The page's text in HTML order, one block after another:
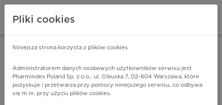
Pharmindex - lider
ZALOGUJ SIĘ
Pliki cookies
Niniejsza strona korzysta z plików cookies
Administratorem danych osobowych użytkowników serwisu jest
Pharmindex Poland Sp. z o.o., ul. Olkuska 7, 02-604 Warszawa, które
pozyskuje i przetwarza przy pomocy niniejszego serwisu, co odbywa
się m.in. przy użyciu plików cookies.
ZA DARMO - w Google Play INSTALUJ